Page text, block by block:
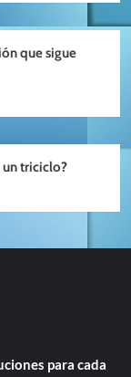
que sigue
triciclo?
para cada